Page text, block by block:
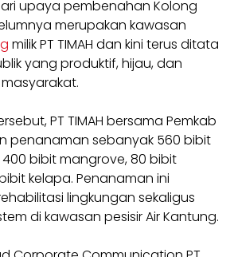
upaya pembenahan Kolong
merupakan kawasan
milik PT TIMAH dan kini terus ditata
yang produktif, hijau, dan
PT TIMAH bersama Pemkab
penanaman sebanyak 560 bibit
bibit mangrove, 80 bibit
kelapa. Penanaman ini
lingkungan sekaligus
di kawasan pesisir Air Kantung.